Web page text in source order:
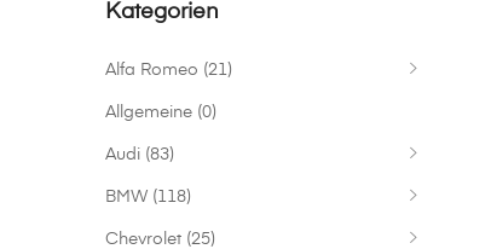
Kategorien
Alfa Romeo (21)
Allgemeine (0)
Audi (83)
BMW (118)
Chevrolet (25)